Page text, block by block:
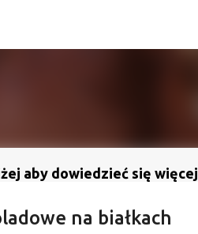
aby dowiedzieć się więcej
na białkach